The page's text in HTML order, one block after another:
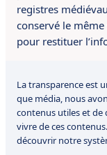
registres
conservé le
pour restituer
La transparence est
que média, nous
contenus utiles et
vivre de ces
découvrir notre